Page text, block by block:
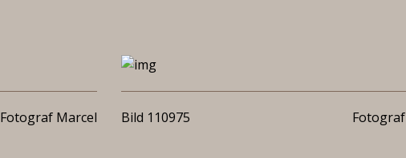
Fotograf Marcel Bild 110975